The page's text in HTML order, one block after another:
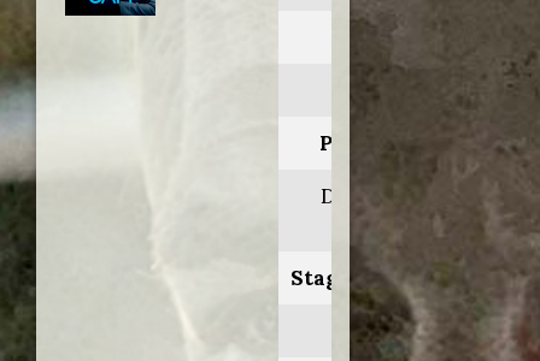
Anno:
2022
Personaggio:
Dr. Rob 'Griff'
Griffith
Stagione.Episodio:
1